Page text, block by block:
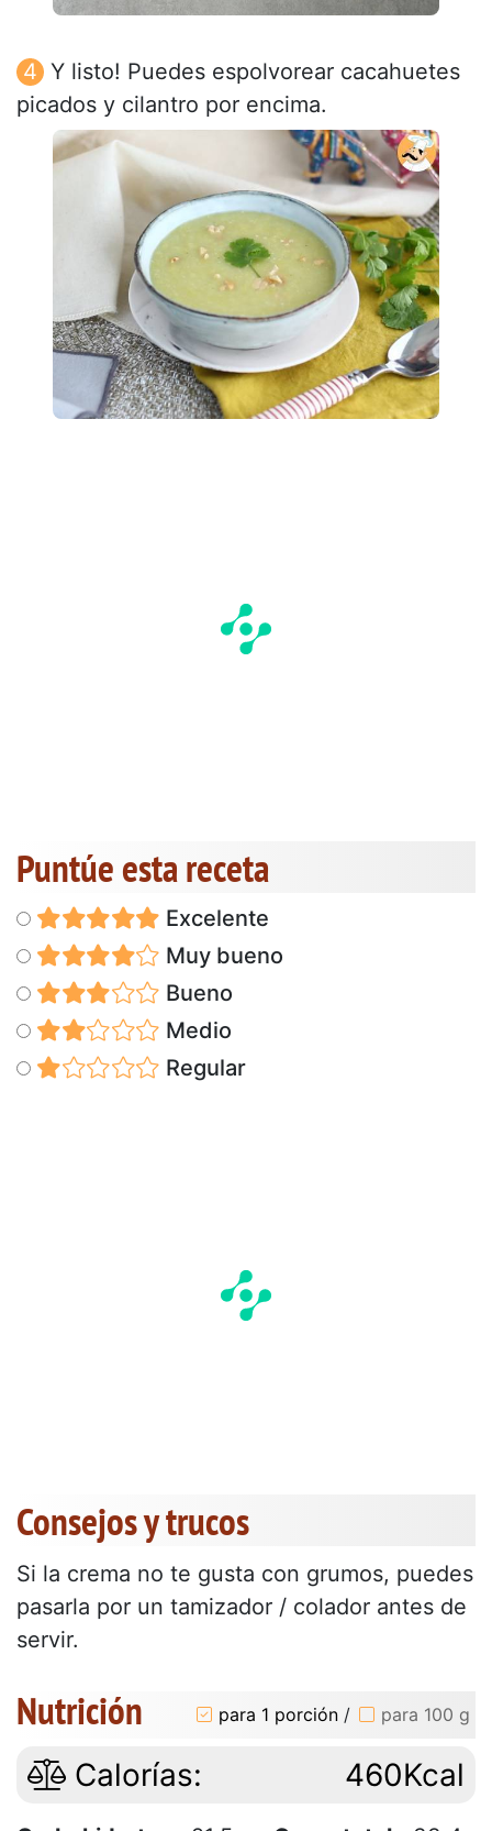
Y listo! Puedes espolvorear cacahuetes
picados y cilantro por encima.
Puntúe esta receta
Excelente
Muy bueno
Bueno
Medio
Regular
Consejos y trucos
Si la crema no te gusta con grumos, puedes
pasarla por un tamizador / colador antes de
servir.
Nutrición para 1 porción / para 100 g
Calorías: 460Kcal